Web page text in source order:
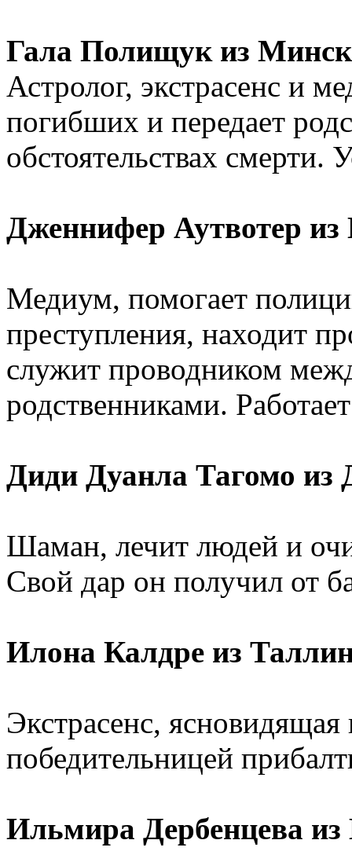
Гала Полищук из
Астролог, экстрасенс и
погибших и передает
обстоятельствах
Дженнифер Аутвотер
Медиум, помогает
преступления, находит
служит проводником
родственниками.
Диди Дуанла Тагомо из
Шаман, лечит людей и
Свой дар он получил от
Илона Калдре из
Экстрасенс,
победительницей
Ильмира Дербенцева из